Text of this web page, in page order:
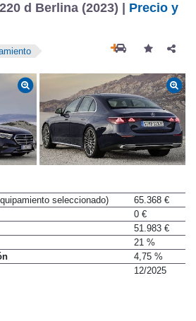
d Berlina (2023) |
Precio y
seleccionado)
65.368 €
0 €
51.983 €
21 %
4,75 %